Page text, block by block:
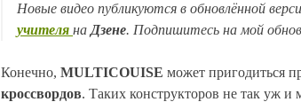
Новые видео публикуются в обновлённой
учителя на Дзене. Подпишитесь на мой
Конечно, MULTICOUISE может пригодиться
кроссвордов. Таких конструкторов не так уж